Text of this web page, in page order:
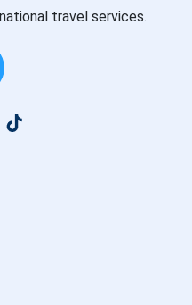
travel services.